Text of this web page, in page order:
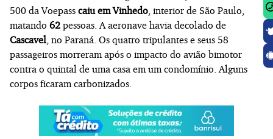
500 da Voepass caiu em Vinhedo, interior de São Paulo,
matando 62 pessoas. A aeronave havia decolado de
Cascavel, no Paraná. Os quatro tripulantes e seus 58
passageiros morreram após o impacto do avião bimotor
contra o quintal de uma casa em um condomínio. Alguns
corpos ficaram carbonizados.